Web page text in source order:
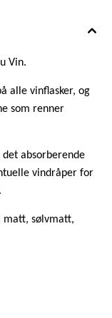
Vin.
alle vinflasker, og
som renner
det absorberende
vindråper for
matt, sølvmatt,